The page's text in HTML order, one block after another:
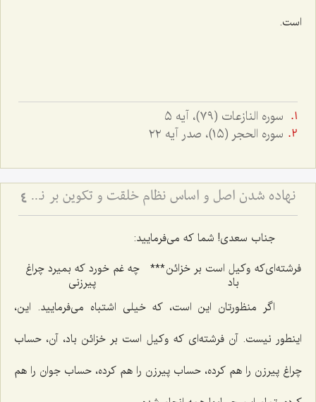
است.
سوره النازعات (٧٩)، آيه ٥
سوره الحجر (١٥)، صدر آيه ٢٢
نهاده شدن اصل و اساس نظام خلقت و تكوین بر نظم 4
جناب سعدی! شما كه می‌فرمایید:
فرشته‌ای‌كه وكیل است بر خزائن
باد
***
چه غم خورد كه بمیرد چراغ
پیرزنی‌
اگر منظورتان این است، كه خیلی اشتباه می‌فرمایید. این،
اینطور نیست. آن فرشته‌ای كه وكیل است بر خزائن باد، آن، حساب
چراغ پیرزن را هم كرده، حساب پیرزن را هم كرده، حساب جوان را هم